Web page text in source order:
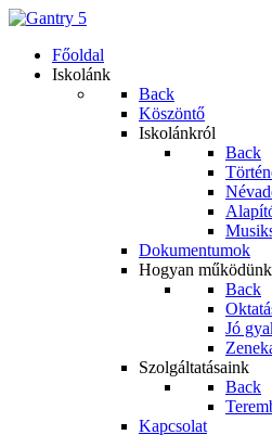
Főoldal
Iskolánk
Back
Köszöntő
Iskolánkról
Back
Dokumentumok
Hogyan
Back
Jó
Szolgáltatásaink
Back
Kapcsolat